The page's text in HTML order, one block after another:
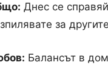
Днес се
за
Балансът в